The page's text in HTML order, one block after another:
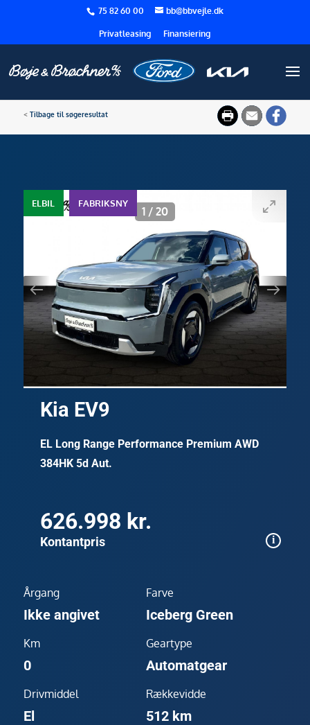
75 82 60 00 bb@bbvejle.dk
Privatleasing Finansiering
< Tilbage til søgeresultat
ELBIL FABRIKSNY
1/ 20
Kia EV9
EL Long Range Performance Premium AWD
384HK 5d Aut.
626.998 kr.
Kontantpris
Årgang
Ikke angivet
Farve
Iceberg Green
Km
0
Geartype
Automatgear
Drivmiddel
El
Rækkevidde
512 km